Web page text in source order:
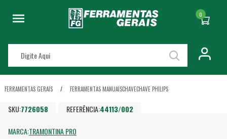
0
FERRAMENTAS GERAIS FERRAMENTAS MANUAISCHAVECHAVE PHILIPS
SKU:7726058 REFERÊNCIA:44113/002
MARCA:TRAMONTINA PRO